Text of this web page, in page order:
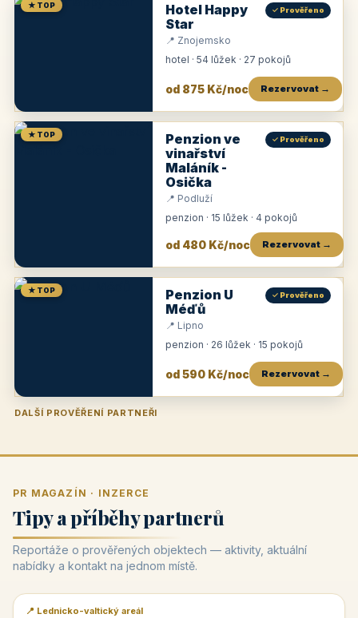
★ TOP
Hotel Happy
Star
✓ Prověřeno
📍 Znojemsko
hotel · 54 lůžek · 27 pokojů
od 875 Kč/noc Rezervovat →
★ TOP
Penzion ve
vinařství
Maláník -
Osička
✓ Prověřeno
📍 Podluží
penzion · 15 lůžek · 4 pokojů
od 480 Kč/noc Rezervovat →
★ TOP
Penzion U
Méďů
✓ Prověřeno
📍 Lipno
penzion · 26 lůžek · 15 pokojů
od 590 Kč/noc Rezervovat →
DALŠÍ PROVĚŘENÍ PARTNEŘI
Penzion U Zámku Pension Faber
PR MAGAZÍN · INZERCE
Tipy a příběhy partnerů
Reportáže o prověřených objektech — aktivity, aktuální
nabídky a kontakt na jednom místě.
📰 PR článek
📍 Lednicko-valtický areál